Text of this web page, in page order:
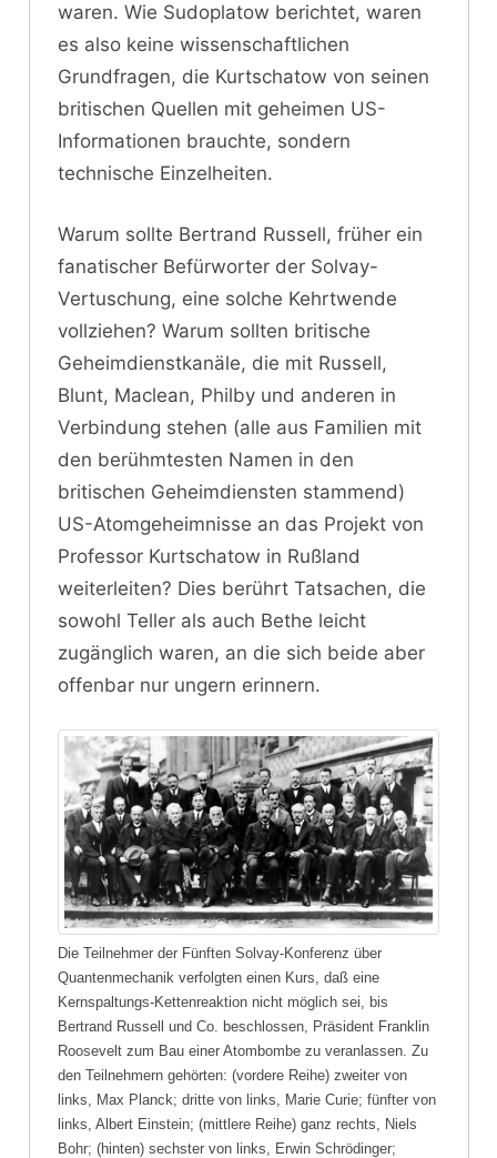
waren. Wie Sudoplatow berichtet, waren
es also keine wissenschaftlichen
Grundfragen, die Kurtschatow von seinen
britischen Quellen mit geheimen US-
Informationen brauchte, sondern
technische Einzelheiten.
Warum sollte Bertrand Russell, früher ein
fanatischer Befürworter der Solvay-
Vertuschung, eine solche Kehrtwende
vollziehen? Warum sollten britische
Geheimdienstkanäle, die mit Russell,
Blunt, Maclean, Philby und anderen in
Verbindung stehen (alle aus Familien mit
den berühmtesten Namen in den
britischen Geheimdiensten stammend)
US-Atomgeheimnisse an das Projekt von
Professor Kurtschatow in Rußland
weiterleiten? Dies berührt Tatsachen, die
sowohl Teller als auch Bethe leicht
zugänglich waren, an die sich beide aber
offenbar nur ungern erinnern.
Die Teilnehmer der Fünften Solvay-Konferenz über
Quantenmechanik verfolgten einen Kurs, daß eine
Kernspaltungs-Kettenreaktion nicht möglich sei, bis
Bertrand Russell und Co. beschlossen, Präsident Franklin
Roosevelt zum Bau einer Atombombe zu veranlassen. Zu
den Teilnehmern gehörten: (vordere Reihe) zweiter von
links, Max Planck; dritte von links, Marie Curie; fünfter von
links, Albert Einstein; (mittlere Reihe) ganz rechts, Niels
Bohr; (hinten) sechster von links, Erwin Schrödinger;